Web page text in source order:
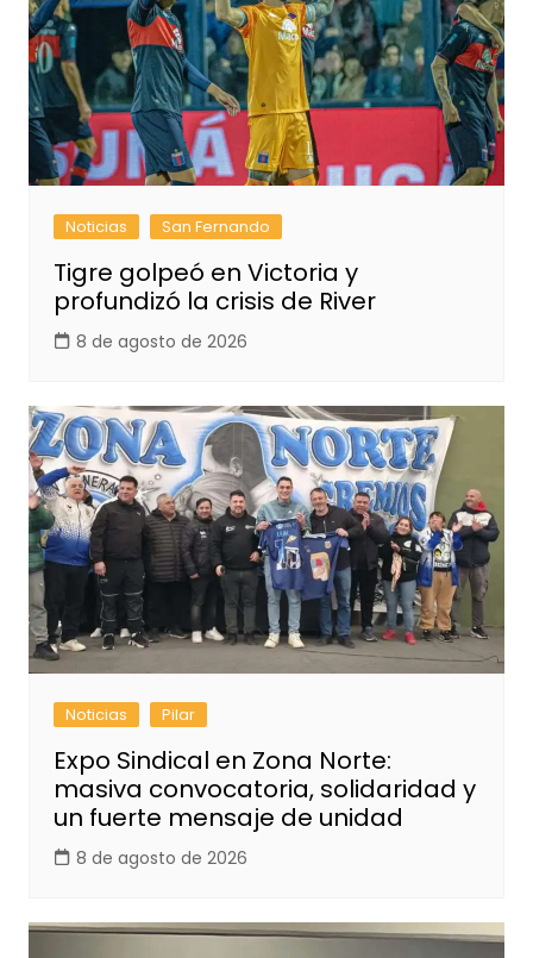
Noticias San Fernando
Tigre golpeó en Victoria y
profundizó la crisis de River
8 de agosto de 2026
Noticias Pilar
Expo Sindical en Zona Norte:
masiva convocatoria, solidaridad y
un fuerte mensaje de unidad
8 de agosto de 2026